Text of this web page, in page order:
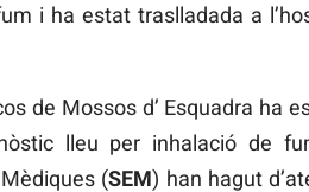
i ha estat traslladada a
de Mossos d’ Esquadra ha
lleu per inhalació de
(SEM) han hagut